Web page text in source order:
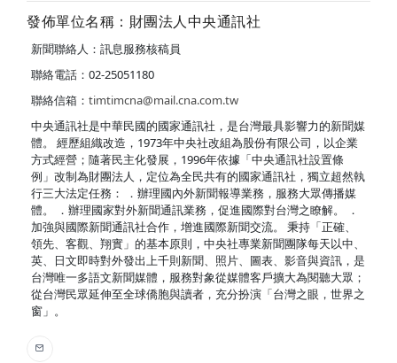
發佈單位名稱：財團法人中央通訊社
新聞聯絡人：訊息服務核稿員
聯絡電話：02-25051180
聯絡信箱： timtimcna@mail.cna.com.tw
中央通訊社是中華民國的國家通訊社，是台灣最具影響力的新聞媒
體。 經歷組織改造，1973年中央社改組為股份有限公司，以企業
方式經營；隨著民主化發展，1996年依據「中央通訊社設置條
例」改制為財團法人，定位為全民共有的國家通訊社，獨立超然執
行三大法定任務： ．辦理國內外新聞報導業務，服務大眾傳播媒
體。 ．辦理國家對外新聞通訊業務，促進國際對台灣之瞭解。 ．
加強與國際新聞通訊社合作，增進國際新聞交流。 秉持「正確、
領先、客觀、翔實」的基本原則，中央社專業新聞團隊每天以中、
英、日文即時對外發出上千則新聞、照片、圖表、影音與資訊，是
台灣唯一多語文新聞媒體，服務對象從媒體客戶擴大為閱聽大眾；
從台灣民眾延伸至全球僑胞與讀者，充分扮演「台灣之眼，世界之
窗」。